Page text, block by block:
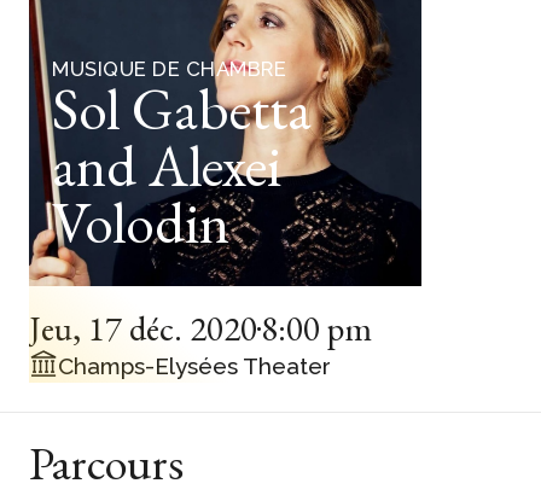
MUSIQUE DE CHAMBRE
Sol Gabetta
and Alexei
Volodin
Jeu, 17 déc. 20208:00 pm
Champs-Elysées Theater
Parcours